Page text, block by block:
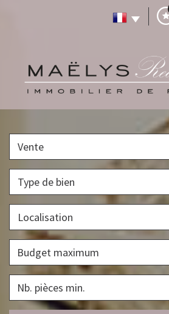
Vente
Type de bien
Localisation